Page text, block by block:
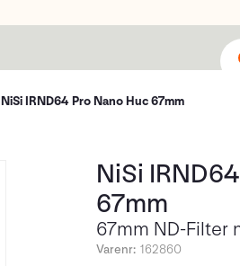
NiSi IRND64 Pro Nano Huc 67mm
NiSi
67mm
67mm ND-Filter
Varenr: 162860